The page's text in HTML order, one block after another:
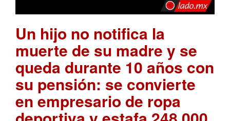
Un hijo no notifica la
muerte de su madre y se
queda durante 10 años con
su pensión: se convierte
en empresario de ropa